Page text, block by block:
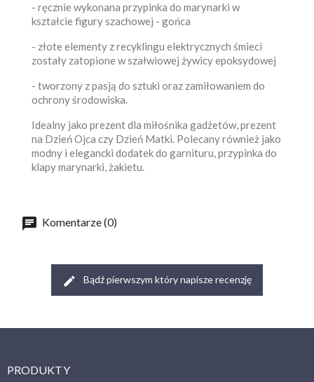
- ręcznie wykonana przypinka do marynarki w
kształcie figury szachowej - gońca
- złote elementy z recyklingu elektrycznych śmieci
zostały zatopione w szałwiowej żywicy epoksydowej
- tworzony z pasją do sztuki oraz zamiłowaniem do
ochrony środowiska.
Idealny jako prezent dla miłośnika gadżetów, prezent
na Dzień Ojca czy Dzień Matki. Polecany również jako
modny i elegancki dodatek do garnituru, przypinka do
klapy marynarki, żakietu.
Komentarze (0)
Bądź pierwszym który napisze recenzję
PRODUKTY